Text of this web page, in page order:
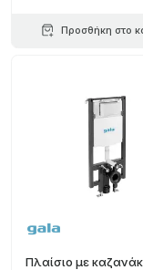
Προσθήκη στο
Πλαίσιο με